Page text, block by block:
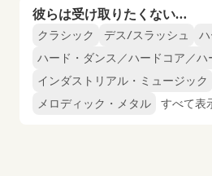
彼らは受け取りたくない…
クラシック デス/スラッシュ
ハード・ダンス／ハードコア／ハ
インダストリアル・ミュージック
メロディック・メタル
すべて表